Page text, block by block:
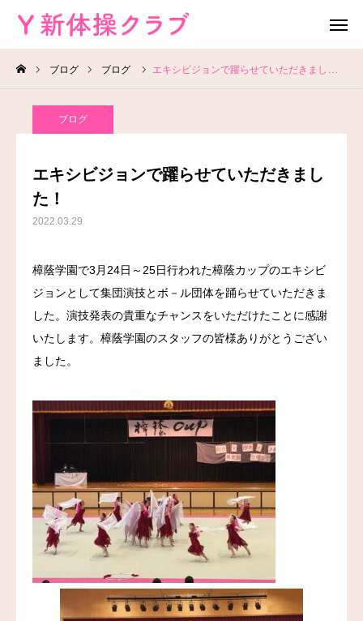
ブログ ブログ エキシビジョンで躍らせていただきました！
ブログ
エキシビジョンで躍らせていただきまし
た！
2022.03.29
樟蔭学園で3月24日～25日行われた樟蔭カップのエキシビ
ジョンとして集団演技とボ－ル団体を踊らせていただきま
した。演技発表の貴重なチャンスをいただけたことに感謝
いたします。樟蔭学園のスタッフの皆様ありがとうござい
ました。
無料体験
HOME
教室概要
よくある質問